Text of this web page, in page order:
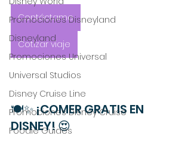
Promociones Disneyland
Disneyland
Promociones Universal
Universal Studios
Disney Cruise Line
Promociones Disney Cruise
Foodie Guides
Contáctame
Cotizar viaje
🍽✨ ¡COMER GRATIS EN
DISNEY! 😍